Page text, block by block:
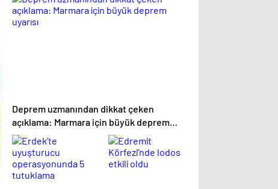
Tutuklama
Deprem uzmanından dikkat çeken
açıklama: Marmara için büyük deprem
uyarısı